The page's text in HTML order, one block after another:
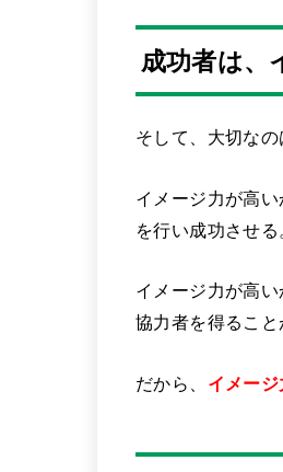
成功者は、
そして、大切な
イメージ力が高
を行い成功させる
イメージ力が高
協力者を得ること
だから、 イメー